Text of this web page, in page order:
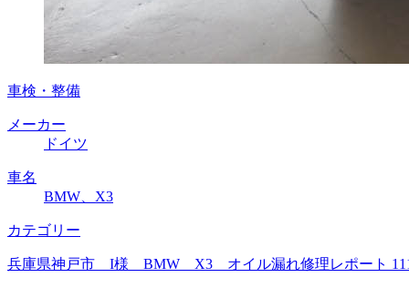
車検・整備
メーカー
ドイツ
車名
BMW、X3
カテゴリー
兵庫県神戸市 I様 BMW X3 オイル漏れ修理レポート